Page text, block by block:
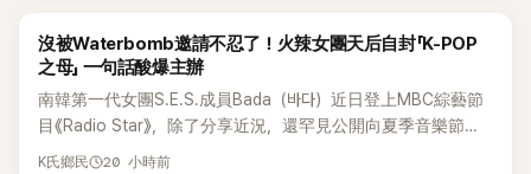
熱議。 2日播出的 SBS 綜藝節目《我的經紀人太難搞－秘書
鎮》，邀請同時兼顧工作與育兒的演藝圈代表「媽媽群」——李智
實的生活日常。 節目一開始，李瑞鎮 率先與李智惠會合，兩人
邊搭車邊聊天，氣氛輕鬆。聊到最近的新聞，李瑞鎮突然直球
發問：「妳不是上新聞了？說妳去做整形？是人中縮短手術嗎？」
K-POP
沒被Waterbomb邀請不忍了！火辣女團天后自封「K-POP
之母」 一句話酸爆主辦
南韓第一代女團S.E.S.成員Bada（바다）近日登上MBC綜藝節
目《Radio Star》，除了分享近況，還罕見公開向夏季音樂節
Waterbomb喊話，笑稱自己至今從未受邀演出，更幽默表示：
K氏鄉民 20 小時前